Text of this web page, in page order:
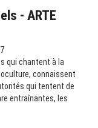
- ARTE
qui chantent à la
connaissent
qui tentent de
entraînantes, les